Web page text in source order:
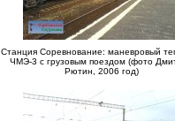
Станция Соревнование: маневровый
ЧМЭ-3 с грузовым поездом (фото
Рютин, 2006 год)